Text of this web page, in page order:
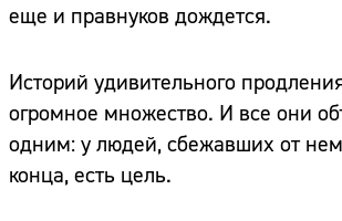
еще и правнуков дождется.
Историй удивительного
огромное множество. И все они
одним: у людей, сбежавших от
конца, есть цель.